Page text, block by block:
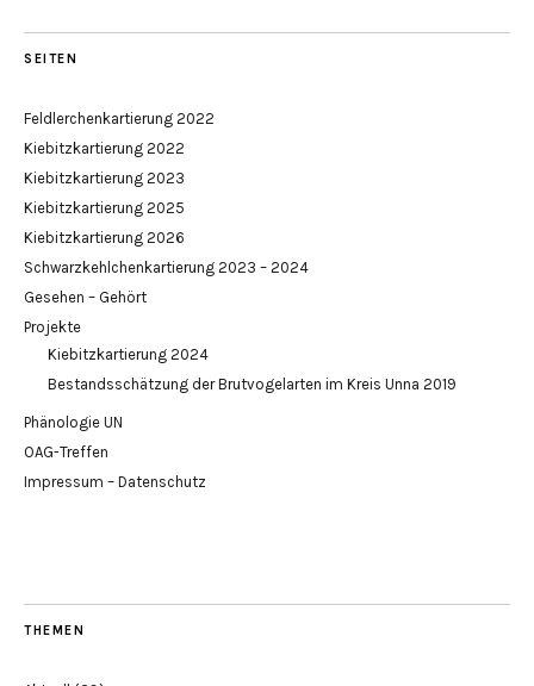
SEITEN
Feldlerchenkartierung 2022
Kiebitzkartierung 2022
Kiebitzkartierung 2023
Kiebitzkartierung 2025
Kiebitzkartierung 2026
Schwarzkehlchenkartierung 2023 – 2024
Gesehen – Gehört
Projekte
Kiebitzkartierung 2024
Bestandsschätzung der Brutvogelarten im Kreis Unna 2019
Phänologie UN
OAG-Treffen
Impressum – Datenschutz
THEMEN